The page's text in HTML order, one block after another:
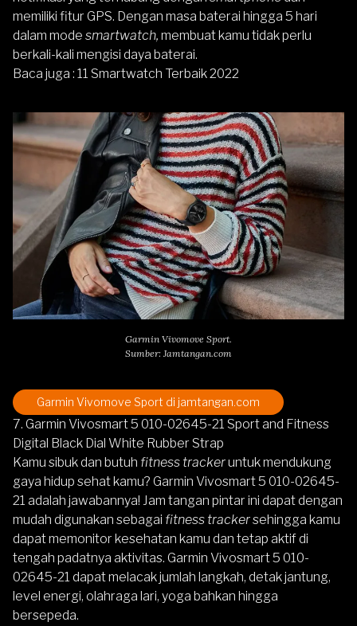
memiliki fitur GPS. Dengan masa baterai hingga 5 hari
dalam mode smartwatch, membuat kamu tidak perlu
berkali-kali mengisi daya baterai.
Baca juga : 11 Smartwatch Terbaik 2022
Garmin Vivomove Sport.
Sumber: Jamtangan.com
Garmin Vivomove Sport di jamtangan.com
7. Garmin Vivosmart 5 010-02645-21 Sport and Fitness
Digital Black Dial White Rubber Strap
Kamu sibuk dan butuh fitness trackeruntuk mendukung
gaya hidup sehat kamu? Garmin Vivosmart 5 010-02645-
21 adalah jawabannya! Jam tangan pintar ini dapat dengan
mudah digunakan sebagai fitness trackersehingga kamu
dapat memonitor kesehatan kamu dan tetap aktif di
tengah padatnya aktivitas. Garmin Vivosmart 5 010-
02645-21 dapat melacak jumlah langkah, detak jantung,
level energi, olahraga lari, yoga bahkan hingga
bersepeda.